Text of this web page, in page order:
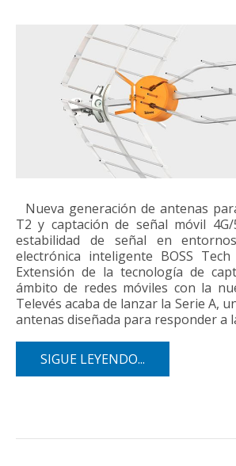
Nueva generación de antenas
T2 y captación de señal móvil
estabilidad de señal en
electrónica inteligente BOSS
Extensión de la tecnología de
ámbito de redes móviles con la
Televés acaba de lanzar la Serie A,
antenas diseñada para responder a
SIGUE LEYENDO...